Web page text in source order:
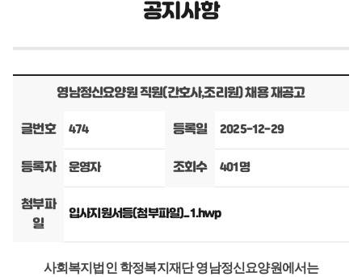
공지사항
영남정신요양원 직원(간호사,조리원) 채용 재공고
글번호
474 등록일 2025-12-29
등록자 운영자 조회수 401명
첨부파
일
입사지원서등(첨부파일)_1.hwp
사회복지법인 학정복지재단 영남정신요양원에서는